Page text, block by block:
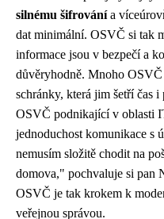
silnému šifrovánía
dat minimální. OSVČ si tak
informace jsou v bezpečí a
důvěryhodně. Mnoho
schránky, která jim šetří čas
OSVČ podnikající v oblasti
jednoduchost komunikace s
nemusím složitě chodit na
domova," pochvaluje si pan
OSVČ je tak krokem k
veřejnou správou.